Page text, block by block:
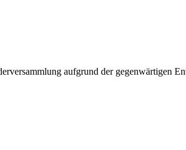
aufgrund der gegenwärtigen